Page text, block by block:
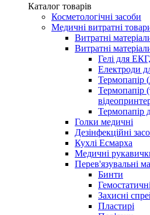
Каталог товарів
Косметологічні засоби
Медичні витратні
Витратні
Витратні
Гелі для
Електроди
Термопапір
Термопапір
Термопапір
Голки медичні
Дезінфекційні
Кухлі Есмарха
Медичні
Перев'язувальні
Бинти
Захисні
Пластирі